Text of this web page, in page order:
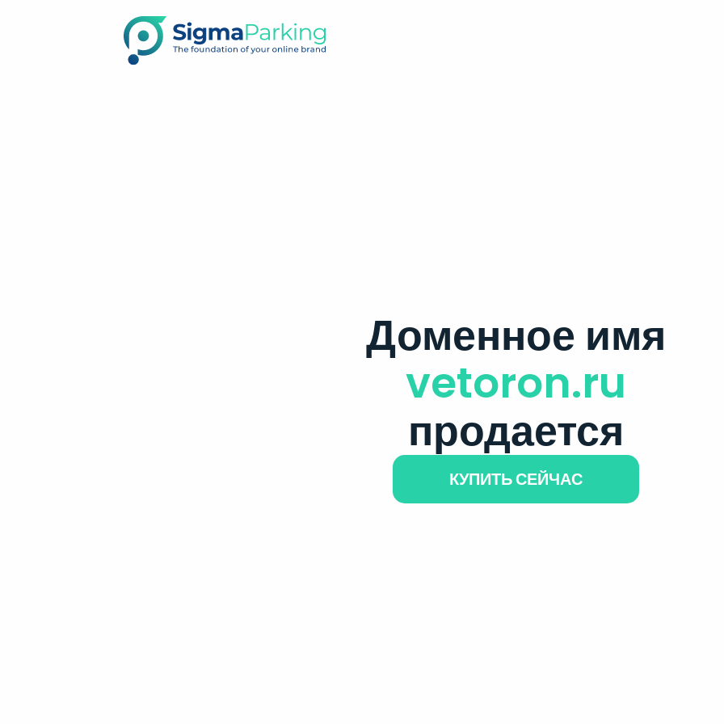
Доменное имя
vetoron.ru
продается
КУПИТЬ СЕЙЧАС